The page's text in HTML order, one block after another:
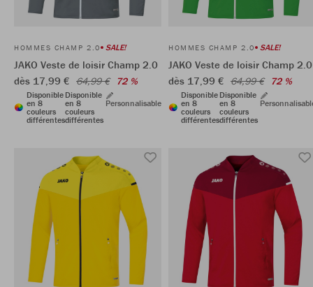
HOMMES CHAMP 2.0 SALE!
JAKO Veste de loisir Champ 2.0
dès 17,99 € 64,99 € 72 %
Disponible
en 8
couleurs
différentes
Disponible
en 8
couleurs
différentes
Personnalisable
HOMMES CHAMP 2.0 SALE!
JAKO Veste de loisir Champ 2.0
dès 17,99 € 64,99 € 72 %
Disponible
en 8
couleurs
différentes
Disponible
en 8
couleurs
différentes